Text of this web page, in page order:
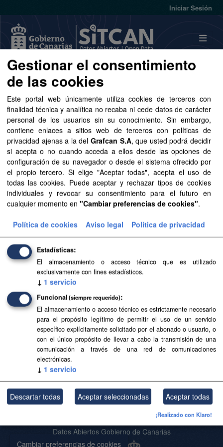
Cambiar preferencias de cookies
Iniciar Sesión
Conjuntos de datos
Ordenar por
1 conjunto de datos encontrado
Formatos: SpatiaLite Etiquetas:
cartografía
Base Topográfica a escala 1:5.000 de Canarias
(2004-2006)
Base Topográfica a escala 1:5.000 de Canarias (2004-
2006)
SHP SpatiaLite
Usted también puede acceder a este registro utilizando losAPI(ver
API Docs).
Acerca de SITCAN Open Data
Datos Abiertos Gobierno de Canarias
Gestionar el consentimiento
de las cookies
Este portal web únicamente utiliza cookies de terceros con
finalidad técnica y analítica no recaba ni cede datos de carácter
personal de los usuarios sin su conocimiento. Sin embargo,
contiene enlaces a sitios web de terceros con políticas de
privacidad ajenas a la del Grafcan S.A, que usted podrá decidir
si acepta o no cuando acceda a ellos desde las opciones de
configuración de su navegador o desde el sistema ofrecido por
el propio tercero. Si elige "Aceptar todas", acepta el uso de
todas las cookies. Puede aceptar y rechazar tipos de cookies
individuales y revocar su consentimiento para el futuro en
cualquier momento en "Cambiar preferencias de cookies".
Política de cookies Aviso legal Política de privacidad
Estadísticas
El almacenamiento o acceso técnico que es utilizado
exclusivamente con fines estadísticos.
↓ 1 servicio
Funcional (siempre requerido)
El almacenamiento o acceso técnico es estrictamente necesario
para el propósito legítimo de permitir el uso de un servicio
específico explícitamente solicitado por el abonado o usuario, o
con el único propósito de llevar a cabo la transmisión de una
comunicación a través de una red de comunicaciones
electrónicas.
↓ 1 servicio
Descartar todas Aceptar seleccionadas Aceptar todas
¡Realizado con Klaro!